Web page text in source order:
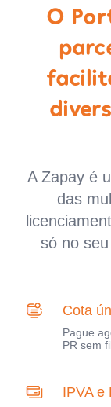
O
A Zapay é
das
só no
Cota
Pague
PR sem
IPVA e